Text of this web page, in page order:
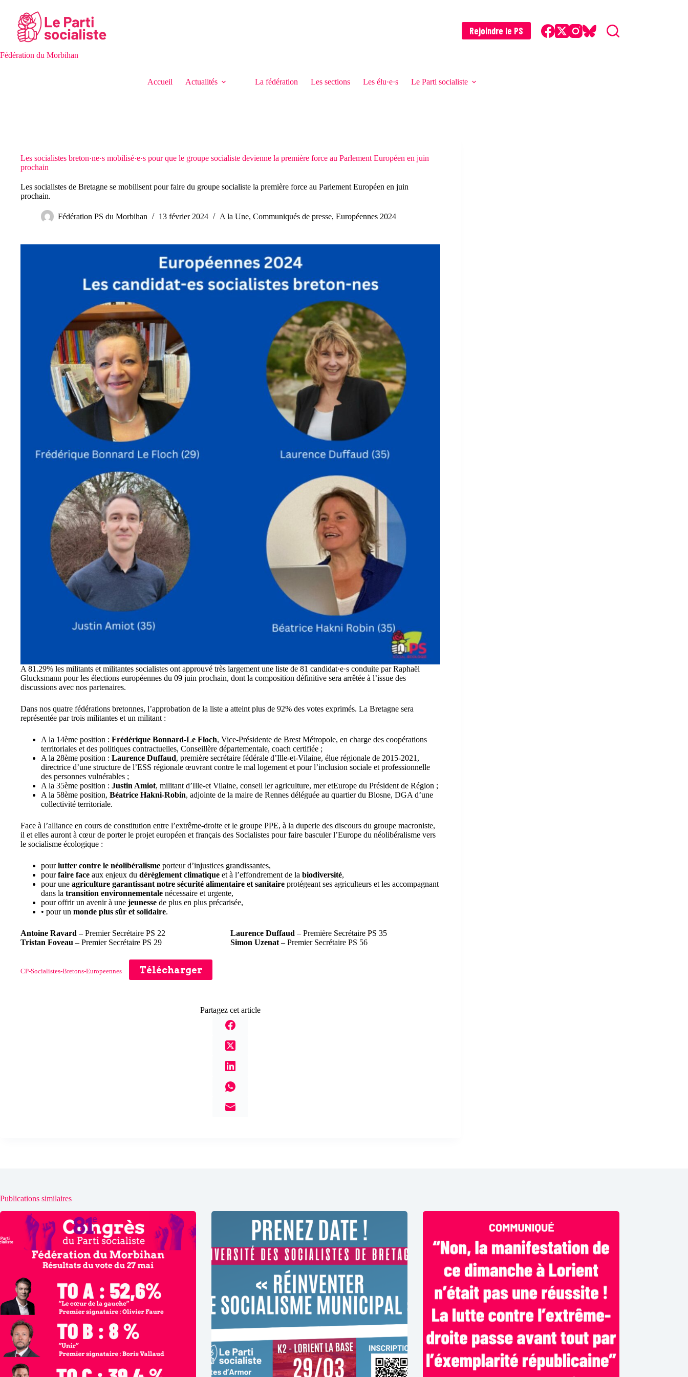
contenu
Fédération du Morbihan
Rejoindre le PS
Accueil Actualités La fédération Les sections Les élu·e·s Le Parti socialiste
Les socialistes breton·ne·s mobilisé·e·s pour que le groupe socialiste devienne la première force au Parlement Européen en juin
prochain
Les socialistes de Bretagne se mobilisent pour faire du groupe socialiste la première force au Parlement Européen en juin
prochain.
Fédération PS du Morbihan 13 février 2024 A la Une, Communiqués de presse, Européennes 2024
A 81.29% les militants et militantes socialistes ont approuvé très largement une liste de 81 candidat·e·s conduite par Raphaël
Glucksmann pour les élections européennes du 09 juin prochain, dont la composition définitive sera arrêtée à l’issue des
discussions avec nos partenaires.
Dans nos quatre fédérations bretonnes, l’approbation de la liste a atteint plus de 92% des votes exprimés. La Bretagne sera
représentée par trois militantes et un militant :
A la 14ème position : Frédérique Bonnard-Le Floch, Vice-Présidente de Brest Métropole, en charge des coopérations
territoriales et des politiques contractuelles, Conseillère départementale, coach certifiée ;
A la 28ème position : Laurence Duffaud, première secrétaire fédérale d’Ille-et-Vilaine, élue régionale de 2015-2021,
directrice d’une structure de l’ESS régionale œuvrant contre le mal logement et pour l’inclusion sociale et professionnelle
des personnes vulnérables ;
A la 35ème position : Justin Amiot, militant d’Ille-et Vilaine, conseil ler agriculture, mer etEurope du Président de Région ;
A la 58ème position, Béatrice Hakni-Robin, adjointe de la maire de Rennes déléguée au quartier du Blosne, DGA d’une
collectivité territoriale.
Face à l’alliance en cours de constitution entre l’extrême-droite et le groupe PPE, à la duperie des discours du groupe macroniste,
il et elles auront à cœur de porter le projet européen et français des Socialistes pour faire basculer l’Europe du néolibéralisme vers
le socialisme écologique :
pourlutter contre le néolibéralisme porteur d’injustices grandissantes,
pourfaire face aux enjeux du dérèglement climatique et à l’effondrement de la biodiversité,
pour une agriculture garantissant notre sécurité alimentaire et sanitaire protégeant ses agriculteurs et les accompagnant
dans la transition environnementale nécessaire et urgente,
pour offrir un avenir à une jeunesse de plus en plus précarisée,
• pour un monde plus sûr et solidaire.
Antoine Ravard –Premier Secrétaire PS 22
Tristan Foveau – Premier Secrétaire PS 29
Laurence Duffaud – Première Secrétaire PS 35
Simon Uzenat – Premier Secrétaire PS 56
CP-Socialistes-Bretons-Europeennes Télécharger
Partagez cet article
Publications similaires